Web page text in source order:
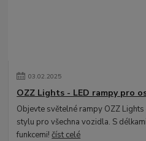
03.02.2025
OZZ Lights - LED rampy pro
Objevte světelné rampy OZZ
stylu pro všechna vozidla. S
funkcemi!číst celé